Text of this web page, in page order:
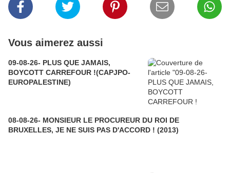
Vous aimerez aussi
09-08-26- PLUS QUE JAMAIS,
BOYCOTT CARREFOUR !(CAPJPO-
EUROPALESTINE)
08-08-26- MONSIEUR LE PROCUREUR DU ROI DE
BRUXELLES, JE NE SUIS PAS D'ACCORD ! (2013)